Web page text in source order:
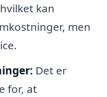
kan
men
Det er
for, at